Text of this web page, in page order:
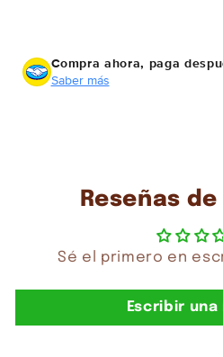
Compra ahora, paga
Saber más
Reseñas
Sé el primero en
Escribir una